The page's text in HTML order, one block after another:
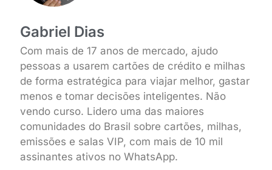
Gabriel Dias
Com mais de 17 anos de mercado, ajudo
pessoas a usarem cartões de crédito e milhas
de forma estratégica para viajar melhor, gastar
menos e tomar decisões inteligentes. Não
vendo curso. Lidero uma das maiores
comunidades do Brasil sobre cartões, milhas,
emissões e salas VIP, com mais de 10 mil
assinantes ativos no WhatsApp.